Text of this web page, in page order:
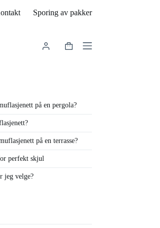
Sporing av pakker
Handlekurv
på en pergola?
på en terrasse?
perfekt skjul
jeg velge?